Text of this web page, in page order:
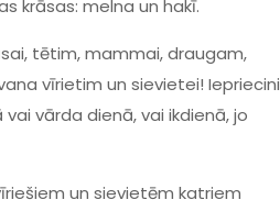
krāsas: melna un hakī.
tētim, mammai, draugam,
vīrietim un sievietei! Iepriecini
vārda dienā, vai ikdienā, jo
un sievietēm katriem